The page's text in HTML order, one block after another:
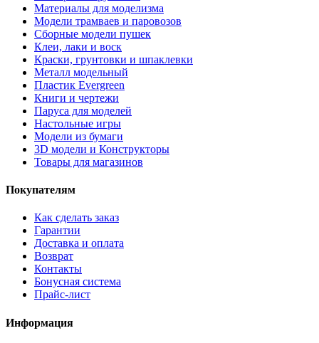
Материалы для моделизма
Модели трамваев и паровозов
Сборные модели пушек
Клеи, лаки и воск
Краски, грунтовки и шпаклевки
Металл модельный
Пластик Evergreen
Книги и чертежи
Паруса для моделей
Настольные игры
Модели из бумаги
3D модели и Конструкторы
Товары для магазинов
Покупателям
Как сделать заказ
Гарантии
Доставка и оплата
Возврат
Контакты
Бонусная система
Прайс-лист
Информация